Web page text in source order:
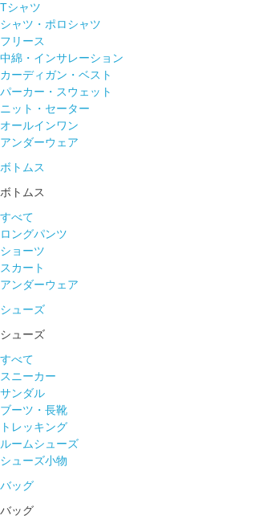
Tシャツ
シャツ・ポロシャツ
フリース
中綿・インサレーション
カーディガン・ベスト
パーカー・スウェット
ニット・セーター
オールインワン
アンダーウェア
ボトムス
ボトムス
すべて
ロングパンツ
ショーツ
スカート
アンダーウェア
シューズ
シューズ
すべて
スニーカー
サンダル
ブーツ・長靴
トレッキング
ルームシューズ
シューズ小物
バッグ
バッグ